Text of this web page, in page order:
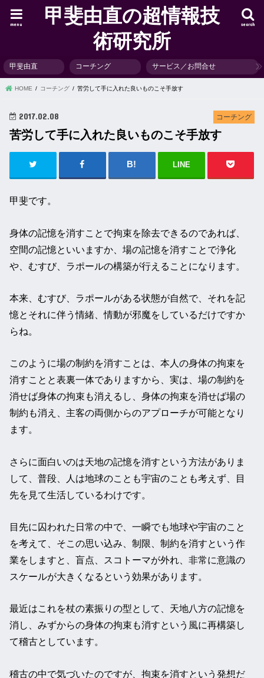
甲斐由直の超情報技
術研究所
search
menu
甲斐由直 コーチング サービス／お問合せ
HOME コーチング 苦労して手に入れた良いものこそ手放す
コーチング
2017.02.08
苦労して手に入れた良いものこそ手放す
LINE
甲斐です。
身体の記憶を消すことで拘束を除去できるのであれば、
空間の記憶といいますか、場の記憶を消すことで浄化
や、むすび、ラポールの構築が行えることになります。
本来、むすび、ラポールがある状態が自然で、それを記
憶とそれに伴う情緒、情動が邪魔をしているだけですか
らね。
このように場の制約を消すことは、本人の身体の拘束を
消すことと表裏一体でありますから、実は、場の制約を
消せば身体の拘束も消えるし、身体の拘束を消せば場の
制約も消え、主客の両側からのアプローチが可能となり
ます。
さらに面白いのは天地の記憶を消すという方法がありま
して、普段、人は地球のことも宇宙のことも考えず、目
先を見て生活しているわけです。
目先に囚われた日常の中で、一瞬でも地球や宇宙のこと
を考えて、そこの思い込み、制限、制約を消すという作
業をしますと、盲点、スコトーマが外れ、非常に意識の
スケールが大きくなるという効果があります。
最近はこれを杖の素振りの型として、天地八方の記憶を
消し、みずからの身体の拘束も消すという風に再構築し
て稽古としています。
稽古の中で気づいたのですが、拘束を消すという発想だ